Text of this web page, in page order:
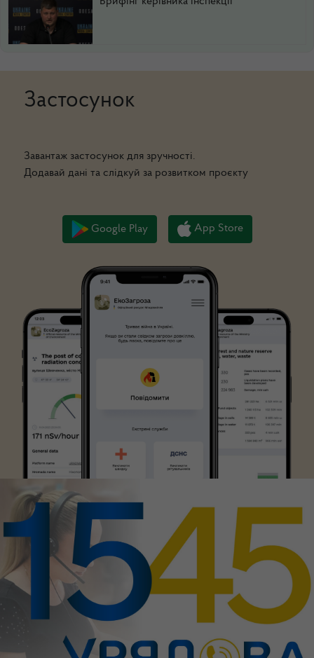
Застосунок
Завантаж застосунок для зручності.
Додавай дані та слідкуй за розвитком проєкту
Google Play App Store